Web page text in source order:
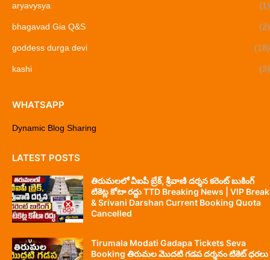
aryavysya (1)
bhagavad Gia Q&S (2)
goddess durga devi (18)
kashi (3)
WHATSAPP
Dynamic Blog Sharing
LATEST POSTS
తిరుమలలో వీఐపీ బ్రేక్, శ్రీవాణి దర్శన కరెంట్ బుకింగ్
టికెట్ల కోటా రద్దు TTD Breaking News | VIP Break
& Srivani Darshan Current Booking Quota
Cancelled
Tirumala Modati Gadapa Tickets Seva
Booking తిరుమల మొదటి గడప దర్శనం టికెట్ ధరలు